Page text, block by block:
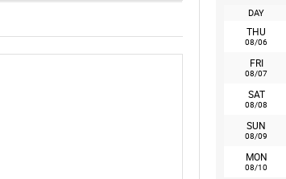
DAY
THU
08/06
FRI
08/07
SAT
08/08
SUN
08/09
MON
08/10